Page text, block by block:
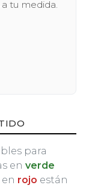
tu medida.
para
en verde
rojo están